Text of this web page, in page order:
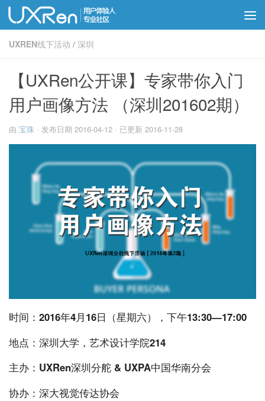
UXREN线下活动 / 深圳
【UXRen公开课】专家带你入门
用户画像方法 （深圳201602期）
由 宝珠 · 发布日期 2016-04-12 · 已更新 2016-11-28
时间： 2016年4月16日（星期六），下午13:30—17:00
地点： 深圳大学，艺术设计学院214
主办： UXRen深圳分舵 & UXPA中国华南分会
协办： 深大视觉传达协会